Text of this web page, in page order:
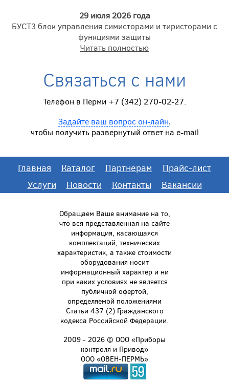
29 июля 2026 года
БУСТ3 блок управления симисторами и тиристорами с
функциями защиты
Читать полностью
Связаться с нами
Телефон в Перми +7 (342) 270-02-27.
Задайте ваш вопрос он-лайн,
чтобы получить развернутый ответ на e-mail
Главная Каталог Партнерам
Прайс-лист
Услуги
Новости Контакты Вакансии
Обращаем Ваше внимание на то,
что вся представленная на сайте
информация, касающаяся
комплектаций, технических
характеристик, а также стоимости
оборудования носит
информационный характер и ни
при каких условиях не является
публичной офертой,
определяемой положениями
Статьи 437 (2) Гражданского
кодекса Российской Федерации.
2009 - 2026 © ООО «Приборы
контроля и Привод»
ООО «ОВЕН-ПЕРМЬ»